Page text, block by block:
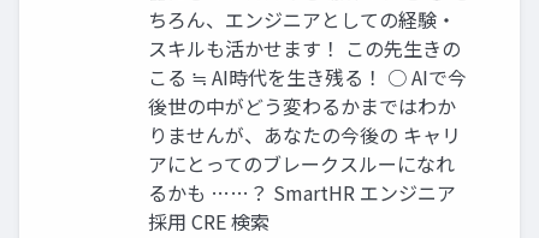
ちろん、エンジニアとしての経験・
スキルも活かせます！ この先生きの
こる ≒ AI時代を生き残る！ ○ AIで今
後世の中がどう変わるかまではわか
りませんが、あなたの今後の キャリ
アにとってのブレークスルーになれ
るかも ……？ SmartHR エンジニア
採用 CRE 検索